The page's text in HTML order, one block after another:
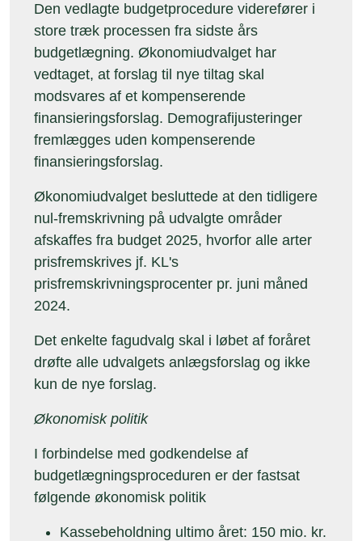
Den vedlagte budgetprocedure viderefører i
store træk processen fra sidste års
budgetlægning. Økonomiudvalget har
vedtaget, at forslag til nye tiltag skal
modsvares af et kompenserende
finansieringsforslag. Demografijusteringer
fremlægges uden kompenserende
finansieringsforslag.
Økonomiudvalget besluttede at den tidligere
nul-fremskrivning på udvalgte områder
afskaffes fra budget 2025, hvorfor alle arter
prisfremskrives jf. KL's
prisfremskrivningsprocenter pr. juni måned
2024.
Det enkelte fagudvalg skal i løbet af foråret
drøfte alle udvalgets anlægsforslag og ikke
kun de nye forslag.
Økonomisk politik
I forbindelse med godkendelse af
budgetlægningsproceduren er der fastsat
følgende økonomisk politik
Kassebeholdning ultimo året: 150 mio. kr.